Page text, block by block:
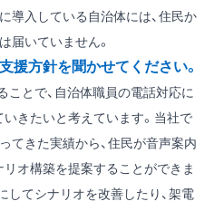
導入している自治体には、住民か
届いていません。
方針を聞かせてください。
ことで、自治体職員の電話対応に
きたいと考えています。当社で
てきた実績から、住民が音声案内
オ構築を提案することができま
してシナリオを改善したり、架電